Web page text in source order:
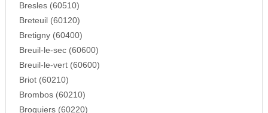
Bresles (60510)
Breteuil (60120)
Bretigny (60400)
Breuil-le-sec (60600)
Breuil-le-vert (60600)
Briot (60210)
Brombos (60210)
Broquiers (60220)